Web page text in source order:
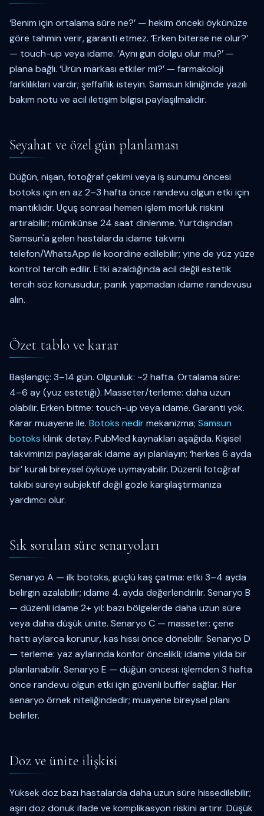
‘Benim için ortalama süre ne?’ — hekim önceki öykünüze
göre tahmin verir, garanti etmez. ‘Erken biterse ne olur?’
— touch-up veya idame. ‘Aynı gün dolgu olur mu?’ —
plana bağlı. ‘Ürün markası etkiler mi?’ — farmakoloji
farklılıkları vardır; şeffaflık isteyin. Samsun kliniğinde yazılı
bakım notu ve acil iletişim bilgisi paylaşılmalıdır.
Seyahat ve özel gün planlaması
Düğün, nişan, fotoğraf çekimi veya iş sunumu öncesi
botoks için en az 2–3 hafta önce randevu olgun etki için
mantıklıdır. Uçuş sonrası hemen işlem morluk riskini
artırabilir; mümkünse 24 saat dinlenme. Yurtdışından
Samsun'a gelen hastalarda idame takvimi
telefon/WhatsApp ile koordine edilebilir; yine de yüz yüze
kontrol tercih edilir. Etki azaldığında acil değil estetik
tercih söz konusudur; panik yapmadan idame randevusu
alın.
Özet tablo ve karar
Başlangıç: 3–14 gün. Olgunluk: ~2 hafta. Ortalama süre:
4–6 ay (yüz estetiği). Masseter/terleme: daha uzun
olabilir. Erken bitme: touch-up veya idame. Garanti yok.
Karar muayene ile. Botoks nedirmekanizma; Samsun
botoks klinik detay. PubMed kaynakları aşağıda. Kişisel
takviminizi paylaşarak idame ayı planlayın; ‘herkes 6 ayda
bir’ kuralı bireysel öyküye uymayabilir. Düzenli fotoğraf
takibi süreyi subjektif değil gözle karşılaştırmanıza
yardımcı olur.
Sık sorulan süre senaryoları
Senaryo A — ilk botoks, güçlü kaş çatma: etki 3–4 ayda
belirgin azalabilir; idame 4. ayda değerlendirilir. Senaryo B
— düzenli idame 2+ yıl: bazı bölgelerde daha uzun süre
veya daha düşük ünite. Senaryo C — masseter: çene
hattı aylarca korunur, kas hissi önce dönebilir. Senaryo D
— terleme: yaz aylarında konfor öncelikli; idame yılda bir
planlanabilir. Senaryo E — düğün öncesi: işlemden 3 hafta
önce randevu olgun etki için güvenli buffer sağlar. Her
senaryo örnek niteliğindedir; muayene bireysel planı
belirler.
Doz ve ünite ilişkisi
Yüksek doz bazı hastalarda daha uzun süre hissedilebilir;
aşırı doz donuk ifade ve komplikasyon riskini artırır. Düşük